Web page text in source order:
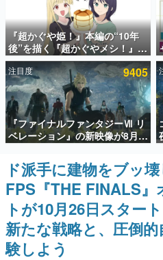
ゲームの企画書
名作ゲームクリエイタ
聞きし、ヒットする企
きます。
赫本
この物語を解いてはい
の形をした短編ホラー
新世代に訊く
これからのデジタルゲ
の姿を追い、彼らのル
ゲーム世代の作家
ゲームに多大な影響を
日本のコンテンツ産業
画です。
日本モバイルゲー
日本のモバイルゲーム
『超かぐや姫！』本編の“10年
後”を描く『超かぐやメシ！』
Web連載決定。新たなWebマン
ガレーベル「ビビビコミック」
にて特別話が掲載スタート、あ
のお話には…まだ続きがある！
注目度 9405
『ファイナルファンタジーⅦ リ
ベレーション』の新映像が8月
26日早朝に公開へ。『FF7』リ
メイクシリーズの完結編、
「gamescom」のオープニング
ナイトライブにてディレクター
の浜口直樹氏が登壇する予定
ド派手に建物をブッ
FPS『THE FINALS
トが10月26日スター
新たな戦略と、圧倒
験しよう